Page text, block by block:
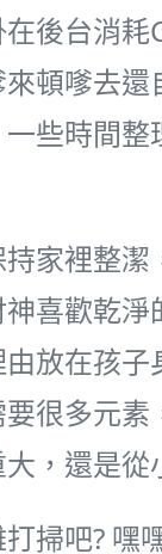
後台消
頓嗲去
些時間
家裡整
喜歡乾
放在孩
很多元
，還是
掃吧? 嘿